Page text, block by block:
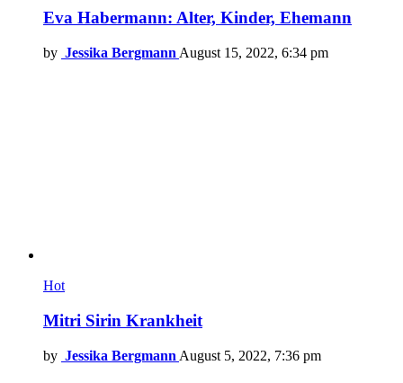
Eva Habermann: Alter, Kinder, Ehemann
by Jessika Bergmann August 15, 2022, 6:34 pm
Hot
Mitri Sirin Krankheit
by Jessika Bergmann August 5, 2022, 7:36 pm